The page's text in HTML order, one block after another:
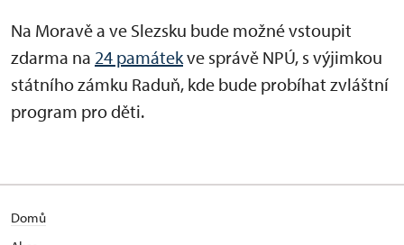
Na Moravě a ve Slezsku bude možné vstoupit
zdarma na 24 památekve správě NPÚ, s výjimkou
státního zámku Raduň, kde bude probíhat zvláštní
program pro děti.
Domů